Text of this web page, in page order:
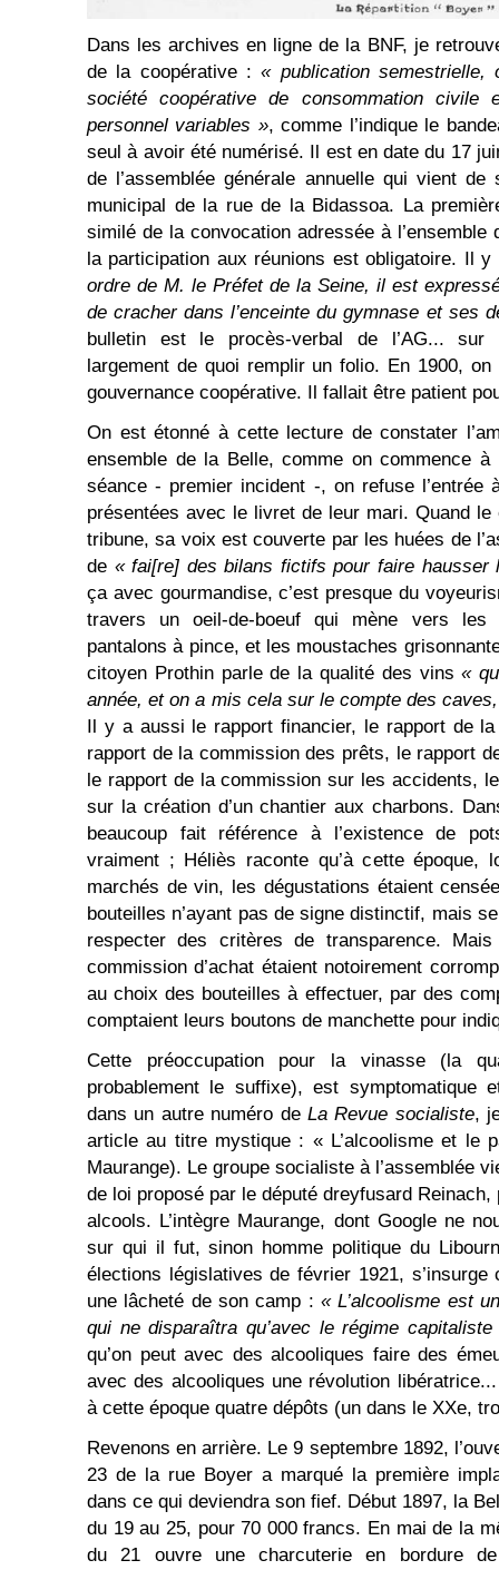
Dans les archives en ligne de la BNF, je
de la coopérative :« publication semestrielle,
société coopérative de consommation
personnel variables », comme l’indique le
seul à avoir été numérisé. Il est en date du 17
de l’assemblée générale annuelle qui vient
municipal de la rue de la Bidassoa. La
similé de la convocation adressée à l’ensemble
la participation aux réunions est obligatoire. Il
ordre de M. le Préfet de la Seine, il est
de cracher dans l’enceinte du gymnase et ses
bulletin est le procès-verbal de l’AG... sur
largement de quoi remplir un folio. En 1900,
gouvernance coopérative. Il fallait être patient
On est étonné à cette lecture de constater
ensemble de la Belle, comme on commence à
séance - premier incident -, on refuse l’entrée
présentées avec le livret de leur mari. Quand
tribune, sa voix est couverte par les huées de
de « fai[re] des bilans fictifs pour faire hausser
ça avec gourmandise, c’est presque du
travers un oeil-de-boeuf qui mène vers les
pantalons à pince, et les moustaches
citoyen Prothin parle de la qualité des vins«
année, et on a mis cela sur le compte des
Il y a aussi le rapport financier, le rapport de la
rapport de la commission des prêts, le rapport
le rapport de la commission sur les accidents,
sur la création d’un chantier aux charbons.
beaucoup fait référence à l’existence de
vraiment ; Héliès raconte qu’à cette époque,
marchés de vin, les dégustations étaient
bouteilles n’ayant pas de signe distinctif, mais
respecter des critères de transparence.
commission d’achat étaient notoirement
au choix des bouteilles à effectuer, par des
comptaient leurs boutons de manchette pour
Cette préoccupation pour la vinasse (la
probablement le suffixe), est symptomatique
dans un autre numéro de La Revue socialiste,
article au titre mystique : « L’alcoolisme et le
Maurange). Le groupe socialiste à l’assemblée
de loi proposé par le député dreyfusard
alcools. L’intègre Maurange, dont Google ne
sur qui il fut, sinon homme politique du
élections législatives de février 1921, s’insurge
une lâcheté de son camp : « L’alcoolisme est
qui ne disparaîtra qu’avec le régime
qu’on peut avec des alcooliques faire des
avec des alcooliques une révolution
à cette époque quatre dépôts (un dans le XXe,
Revenons en arrière. Le 9 septembre 1892,
23 de la rue Boyer a marqué la première
dans ce qui deviendra son fief. Début 1897, la
du 19 au 25, pour 70 000 francs. En mai de la
du 21 ouvre une charcuterie en bordure